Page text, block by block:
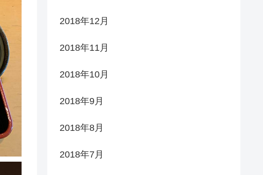
2018年12月
2018年11月
2018年10月
2018年9月
2018年8月
2018年7月